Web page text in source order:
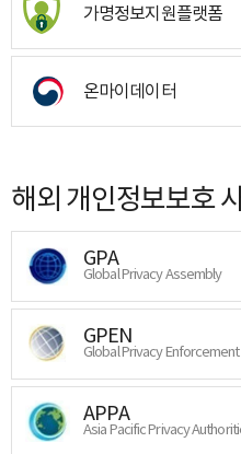
가명정보지원플랫폼
온마이데이터
해외 개인정보보호
GPA
Global Privacy Assembly
GPEN
Global Privacy
APPA
Asia Pacific Privacy